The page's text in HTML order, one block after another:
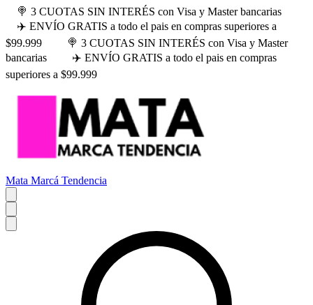
🍭 3 CUOTAS SIN INTERÉS con Visa y Master bancarias
✈️ ENVÍO GRATIS a todo el pais en compras superiores a
$99.999
🍭 3 CUOTAS SIN INTERÉS con Visa y Master
bancarias
✈️ ENVÍO GRATIS a todo el pais en compras
superiores a $99.999
Mata Marcá Tendencia